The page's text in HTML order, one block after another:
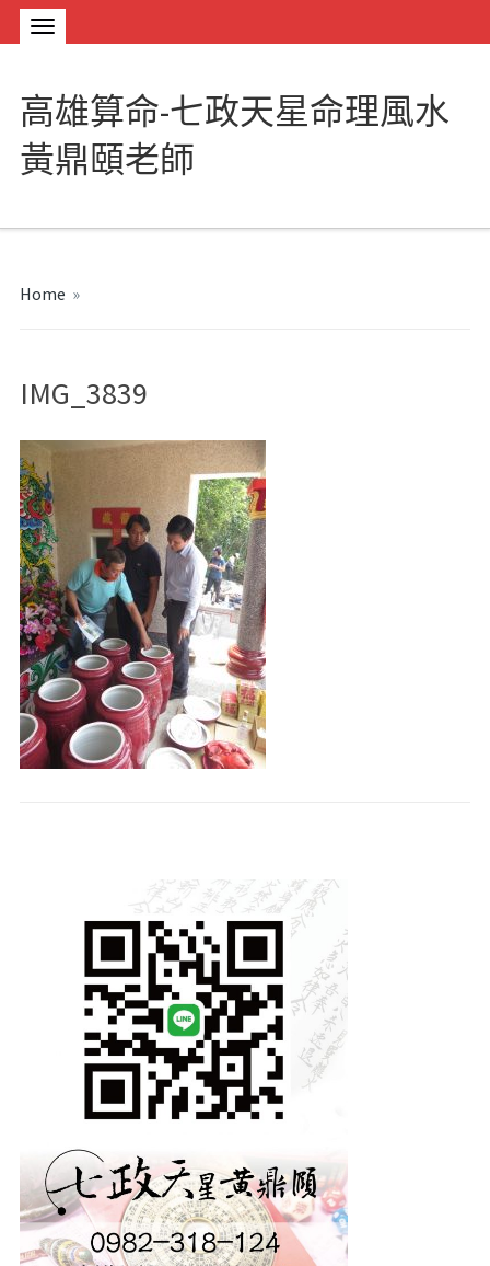
高雄算命-七政天星命理風水
黃鼎頤老師
Home »
IMG_3839